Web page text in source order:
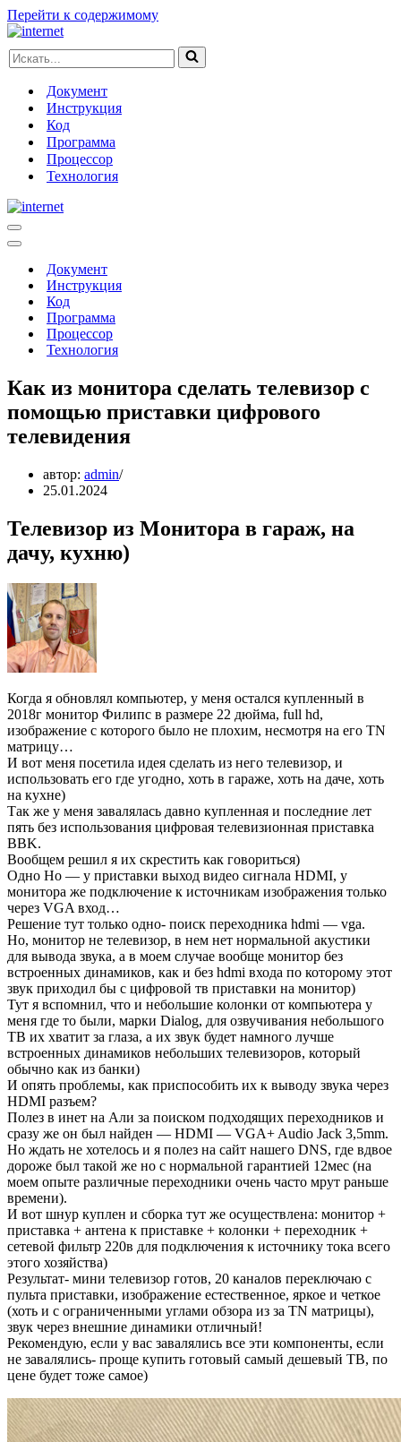
Перейти к содержимому
Искать...
Документ
Инструкция
Код
Программа
Процессор
Технология
Меню
навигации
Меню
навигацииДокумент
Инструкция
Код
Программа
Процессор
Технология
Как из монитора сделать телевизор с
помощью приставки цифрового
телевидения
автор: admin
25.01.2024
Телевизор из Монитора в гараж, на
дачу, кухню)
Когда я обновлял компьютер, у меня остался купленный в
2018г монитор Филипс в размере 22 дюйма, full hd,
изображение с которого было не плохим, несмотря на его TN
матрицу…
И вот меня посетила идея сделать из него телевизор, и
использовать его где угодно, хоть в гараже, хоть на даче, хоть
на кухне)
Так же у меня завалялась давно купленная и последние лет
пять без использования цифровая телевизионная приставка
BBK.
Вообщем решил я их скрестить как говориться)
Одно Но — у приставки выход видео сигнала HDMI, у
монитора же подключение к источникам изображения только
через VGA вход…
Решение тут только одно- поиск переходника hdmi — vga.
Но, монитор не телевизор, в нем нет нормальной акустики
для вывода звука, а в моем случае вообще монитор без
встроенных динамиков, как и без hdmi входа по которому этот
звук приходил бы с цифровой тв приставки на монитор)
Тут я вспомнил, что и небольшие колонки от компьютера у
меня где то были, марки Dialog, для озвучивания небольшого
ТВ их хватит за глаза, а их звук будет намного лучше
встроенных динамиков небольших телевизоров, который
обычно как из банки)
И опять проблемы, как приспособить их к выводу звука через
HDMI разъем?
Полез в инет на Али за поиском подходящих переходников и
сразу же он был найден — HDMI — VGA+ Audio Jack 3,5mm.
Но ждать не хотелось и я полез на сайт нашего DNS, где вдвое
дороже был такой же но с нормальной гарантией 12мес (на
моем опыте различные переходники очень часто мрут раньше
времени).
И вот шнур куплен и сборка тут же осуществлена: монитор +
приставка + антена к приставке + колонки + переходник +
сетевой фильтр 220в для подключения к источнику тока всего
этого хозяйства)
Результат- мини телевизор готов, 20 каналов переключаю с
пульта приставки, изображение естественное, яркое и четкое
(хоть и с ограниченными углами обзора из за TN матрицы),
звук через внешние динамики отличный!
Рекомендую, если у вас завалялись все эти компоненты, если
не завалялись- проще купить готовый самый дешевый ТВ, по
цене будет тоже самое)